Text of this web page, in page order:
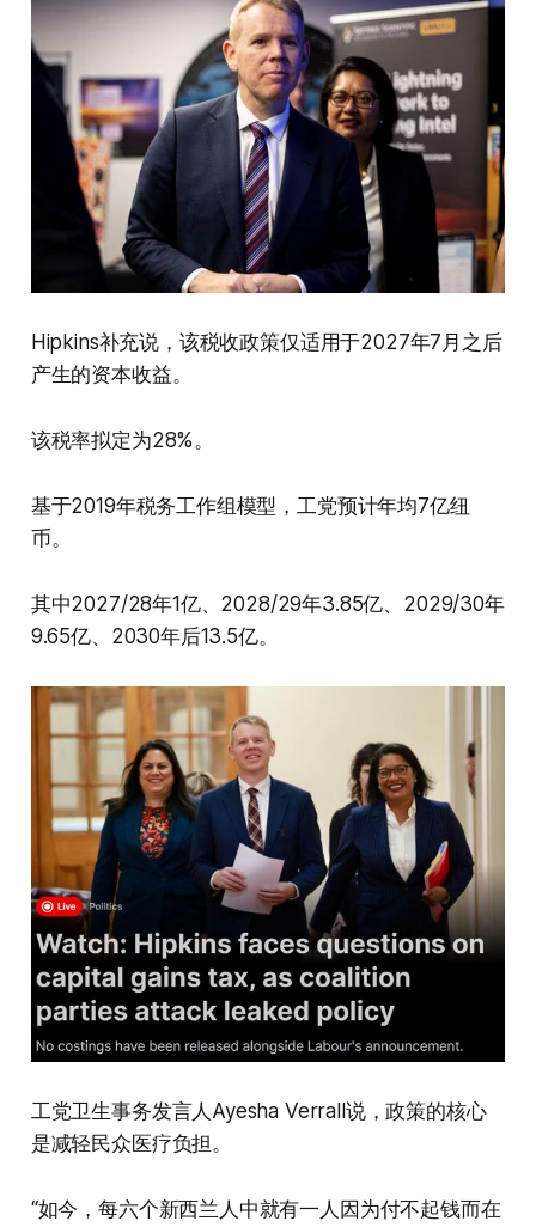
Hipkins补充说，该税收政策仅适用于2027年7月之后
产生的资本收益。
该税率拟定为28%。
基于2019年税务工作组模型，工党预计年均7亿纽
币。
其中2027/28年1亿、2028/29年3.85亿、2029/30年
9.65亿、2030年后13.5亿。
工党卫生事务发言人Ayesha Verrall说，政策的核心
是减轻民众医疗负担。
“如今，每六个新西兰人中就有一人因为付不起钱而在